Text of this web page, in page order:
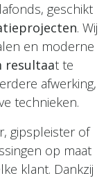
geschikt
. Wij
en moderne
resultaat te
afwerking,
technieken.
gipspleister of
op maat
klant. Dankzij